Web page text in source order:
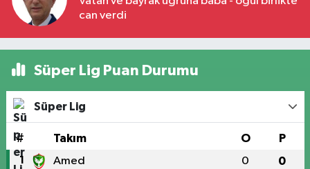
can verdi
Süper Lig Puan Durumu
Süper Lig
# Takım O P
1 Amed 0 0